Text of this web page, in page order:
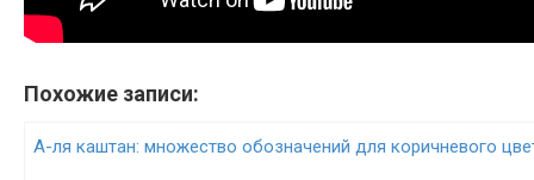
Похожие записи:
А-ля каштан: множество обозначений для коричневого